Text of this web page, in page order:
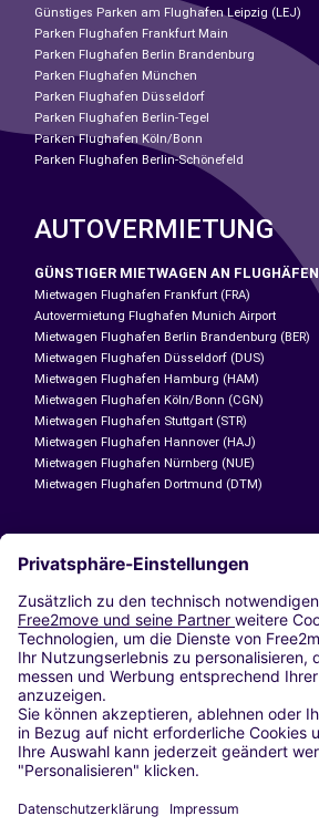
Günstiges Parken am Flughafen Leipzig (LEJ)
Parken Flughafen Frankfurt Main
Parken Flughafen Berlin Brandenburg
Parken Flughafen München
Parken Flughafen Düsseldorf
Parken Flughafen Berlin-Tegel
Parken Flughafen Köln/Bonn
Parken Flughafen Berlin-Schönefeld
AUTOVERMIETUNG
GÜNSTIGER MIETWAGEN AN FLUGHÄFEN
Mietwagen Flughafen Frankfurt (FRA)
Autovermietung Flughafen Munich Airport
Mietwagen Flughafen Berlin Brandenburg (BER)
Mietwagen Flughafen Düsseldorf (DUS)
Mietwagen Flughafen Hamburg (HAM)
Mietwagen Flughafen Köln/Bonn (CGN)
Mietwagen Flughafen Stuttgart (STR)
Mietwagen Flughafen Hannover (HAJ)
Mietwagen Flughafen Nürnberg (NUE)
Mietwagen Flughafen Dortmund (DTM)
CARSHARING
UNSERE STÄDTE
Paris
Madrid
Washington DC
Mailand
Rom
Turin
Wien
Berlin
Düsseldorf